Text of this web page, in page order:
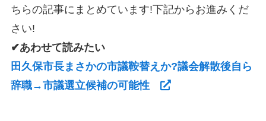
ちらの記事にまとめています!下記からお進みくだ
さい!
✔あわせて読みたい
田久保市長まさかの市議鞍替えか?議会解散後自ら
辞職→市議選立候補の可能性